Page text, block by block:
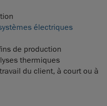
électriques
de production
thermiques
du client, à court ou à